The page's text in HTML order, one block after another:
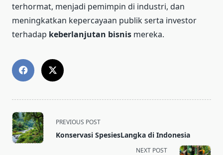
terhormat, menjadi pemimpin di industri, dan
meningkatkan kepercayaan publik serta investor
terhadap keberlanjutan bisnis mereka.
<span
class="nav-
subtitle
PREVIOUS POST
Konservasi SpesiesLangka di Indonesia
NEXT POST